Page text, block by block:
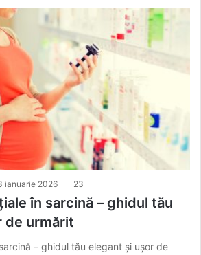
ianuarie 2026 23
în sarcină – ghidul tău
de urmărit
– ghidul tău elegant și ușor de